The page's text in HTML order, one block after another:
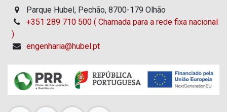
Parque Hubel, Pechão, 8700-179 Olhão
+351 289 710 500 ( Chamada para a rede fixa nacional
)
engenharia@hubel.pt